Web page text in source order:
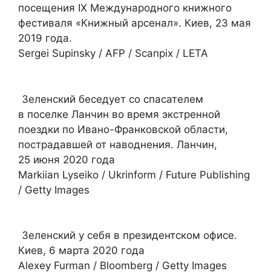
посещения IX Международного книжного
фестиваля «Книжный арсенал». Киев, 23 мая
2019 года.
Sergei Supinsky / AFP / Scanpix / LETA
Зеленский беседует со спасателем
в поселке Ланчин во время экстренной
поездки по Ивано-Франковской области,
пострадавшей от наводнения. Ланчин,
25 июня 2020 года
Markiian Lyseiko / Ukrinform / Future Publishing
/ Getty Images
Зеленский у себя в президентском офисе.
Киев, 6 марта 2020 года
Alexey Furman / Bloomberg / Getty Images